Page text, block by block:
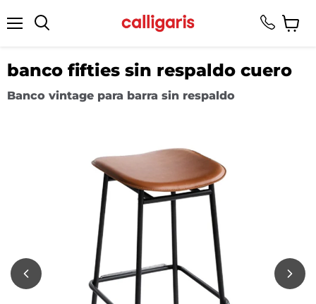
banco fifties sin respaldo cuero
Banco vintage para barra sin respaldo